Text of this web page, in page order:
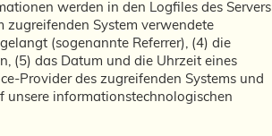
werden in den Logfiles des Servers
zugreifenden System verwendete
(sogenannte Referrer), (4) die
(5) das Datum und die Uhrzeit eines
Provider des zugreifenden Systems und
informationstechnologischen